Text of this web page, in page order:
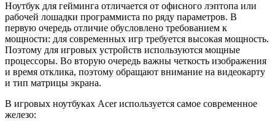
Ноутбук для гейминга отличается от офисного лэптопа или
рабочей лошадки программиста по ряду параметров. В
первую очередь отличие обусловлено требованием к
мощности: для современных игр требуется высокая мощность.
Поэтому для игровых устройств используются мощные
процессоры. Во вторую очередь важны четкость изображения
и время отклика, поэтому обращают внимание на видеокарту
и тип матрицы экрана.
В игровых ноутбуках Acer используется самое современное
железо: